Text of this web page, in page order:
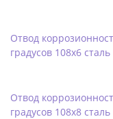
Отвод
градусов 108х6
Отвод
градусов 108х8